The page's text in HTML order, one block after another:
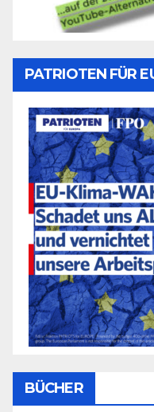
PATRIOTEN FÜR
BÜCHER